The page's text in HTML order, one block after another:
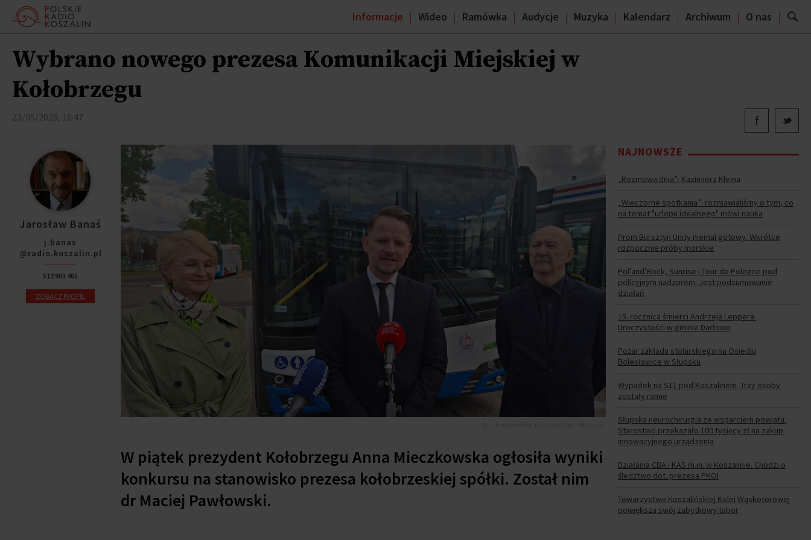
Informacje Wideo Ramówka Audycje Muzyka Kalendarz Archiwum O nas
Wybrano nowego prezesa Komunikacji Miejskiej w
Kołobrzegu
23/05/2025, 16:47
Jarosław Banaś
j.banas
@radio.koszalin.pl
512 901 465
ZOBACZ PROFIL
W piątek prezydent Kołobrzegu Anna Mieczkowska ogłosiła wyniki
konkursu na stanowisko prezesa kołobrzeskiej spółki. Został nim
dr Maciej Pawłowski.
NAJNOWSZE
„Rozmowa dnia”: Kazimierz Kleina
„Wieczorne spotkania”: rozmawialiśmy o tym, co
na temat "urlopu idealnego" mówi nauka
Prom Bursztyn Unity niemal gotowy. Wkrótce
rozpocznie próby morskie
Pol’and’Rock, Sunrise i Tour de Pologne pod
policyjnym nadzorem. Jest podsumowanie
działań
15. rocznica śmierci Andrzeja Leppera.
Uroczystości w gminie Darłowo
Pożar zakładu stolarskiego na Osiedlu
Bolesławice w Słupsku
Wypadek na S11 pod Koszalinem. Trzy osoby
zostały ranne
Słupska neurochirurgia ze wsparciem powiatu.
Starostwo przekazało 100 tysięcy zł na zakup
innowacyjnego urządzenia
Działania CBA i KAS m.in. w Koszalinie. Chodzi o
śledztwo dot. prezesa PKOI
Towarzystwo Koszalińskiej Kolei Wąskotorowej
powiększa swój zabytkowy tabor